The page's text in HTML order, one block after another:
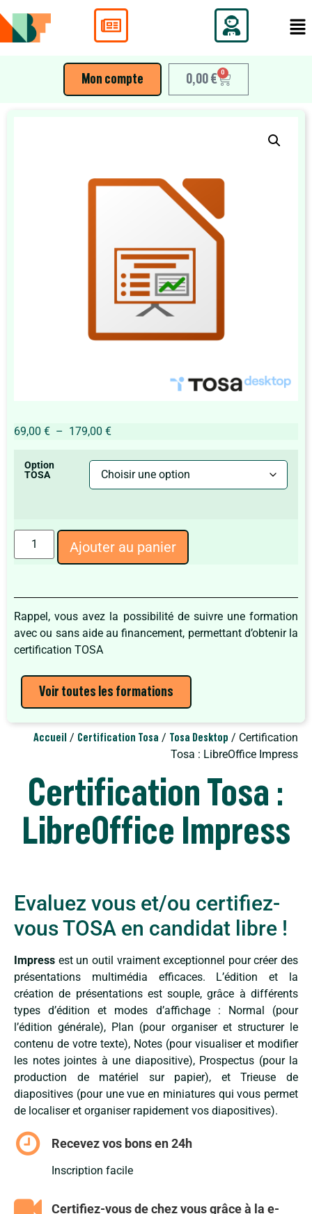
Mon compte 0,00 € 0
69,00 € – 179,00 €
Option
TOSA
Ajouter au panier
Rappel, vous avez la possibilité de suivre une formation
avec ou sans aide au financement, permettant d’obtenir la
certification TOSA
Voir toutes les formations
Accueil / Certification Tosa / Tosa Desktop / Certification
Tosa : LibreOffice Impress
Certification Tosa :
LibreOffice Impress
Evaluez vous et/ou certifiez-
vous TOSA en candidat libre !
Impress est un outil vraiment exceptionnel pour créer des
présentations multimédia efficaces. L’édition et la
création de présentations est souple, grâce à différents
types d’édition et modes d’affichage : Normal (pour
l’édition générale), Plan (pour organiser et structurer le
contenu de votre texte), Notes (pour visualiser et modifier
les notes jointes à une diapositive), Prospectus (pour la
production de matériel sur papier), et Trieuse de
diapositives (pour une vue en miniatures qui vous permet
de localiser et organiser rapidement vos diapositives).
Recevez vos bons en 24h
Inscription facile
Certifiez-vous de chez vous grâce à la e-